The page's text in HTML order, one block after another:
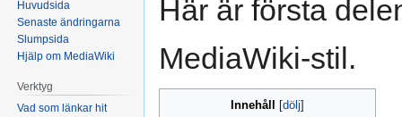
till
till
Här är första
MediaWiki-stil.
Innehåll
Huvudsida
Senaste ändringarna
Slumpsida
Hjälp om MediaWiki
Verktyg
Vad som länkar hit